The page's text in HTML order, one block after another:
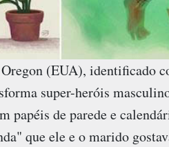
(EUA), identificado
super-heróis
papéis de parede e
que ele e o marido